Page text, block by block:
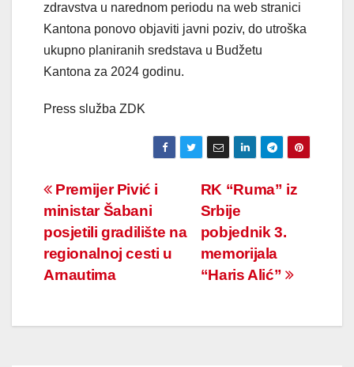
zdravstva u narednom periodu na web stranici
Kantona ponovo objaviti javni poziv, do utroška
ukupno planiranih sredstava u Budžetu
Kantona za 2024 godinu.
Press služba ZDK
Navigacija
članaka
RK “Ruma” iz
Srbije
pobjednik 3.
memorijala
“Haris Alić”
Premijer Pivić i
ministar Šabani
posjetili gradilište na
regionalnoj cesti u
Arnautima